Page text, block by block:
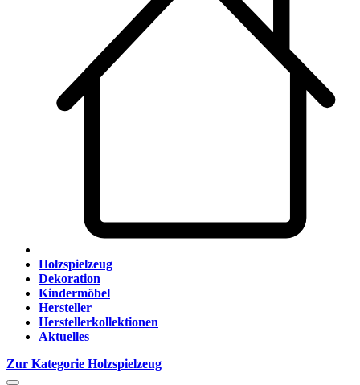
Holzspielzeug
Dekoration
Kindermöbel
Hersteller
Herstellerkollektionen
Aktuelles
Zur Kategorie Holzspielzeug